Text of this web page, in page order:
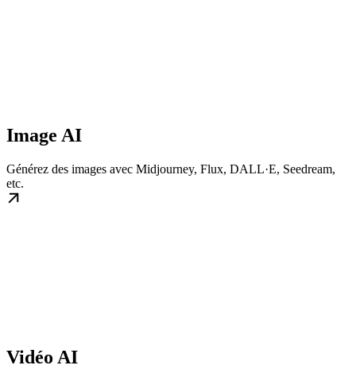
Image AI
Générez des images avec Midjourney, Flux, DALL·E, Seedream,
etc.
Vidéo AI